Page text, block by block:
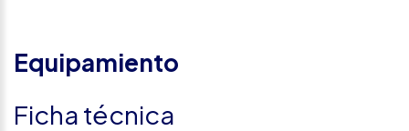
Equipamiento
Ficha técnica